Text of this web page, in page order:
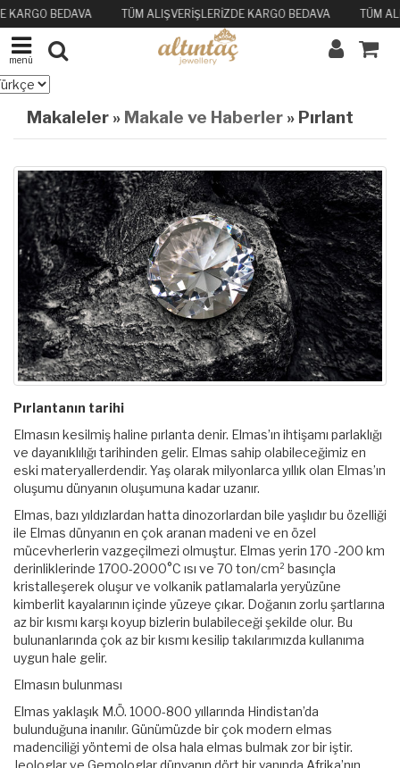
KARGO BEDAVA TÜM ALIŞVERİŞLERİZDE KARGO BEDAVA TÜM
menü
Makaleler » Makale ve Haberler » Pırlantanın Tarihi
Pırlantanın tarihi
Elmasın kesilmiş haline pırlanta denir. Elmas’ın ihtişamı parlaklığı
ve dayanıklılığı tarihinden gelir. Elmas sahip olabileceğimiz en
eski materyallerdendir. Yaş olarak milyonlarca yıllık olan Elmas’ın
oluşumu dünyanın oluşumuna kadar uzanır.
Elmas, bazı yıldızlardan hatta dinozorlardan bile yaşlıdır bu özelliği
ile Elmas dünyanın en çok aranan madeni ve en özel
mücevherlerin vazgeçilmezi olmuştur. Elmas yerin 170 -200 km
derinliklerinde 1700-2000°C ısı ve 70 ton/cm² basınçla
kristalleşerek oluşur ve volkanik patlamalarla yeryüzüne
kimberlit kayalarının içinde yüzeye çıkar. Doğanın zorlu şartlarına
az bir kısmı karşı koyup bizlerin bulabileceği şekilde olur. Bu
bulunanlarında çok az bir kısmı kesilip takılarımızda kullanıma
uygun hale gelir.
Elmasın bulunması
Elmas yaklaşık M.Ö. 1000-800 yıllarında Hindistan’da
bulunduğuna inanılır. Günümüzde bir çok modern elmas
madenciliği yöntemi de olsa hala elmas bulmak zor bir iştir.